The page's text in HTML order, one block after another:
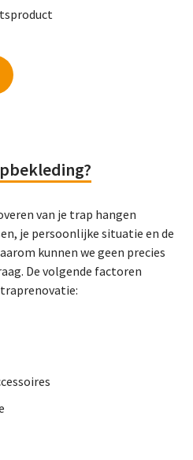
van je trap hangen
je persoonlijke situatie en de
kunnen we geen precies
De volgende factoren